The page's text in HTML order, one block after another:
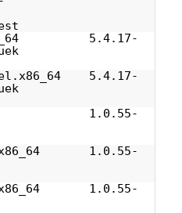
5.4.17-
5.4.17-
1.0.55-
1.0.55-
1.0.55-